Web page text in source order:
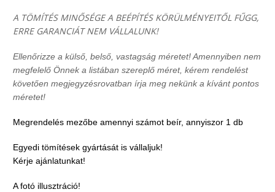
A TÖMÍTÉS MINŐSÉGE A BEÉPÍTÉS KÖRÜLMÉNYEITŐL FŰGG,
ERRE GARANCIÁT NEM VÁLLALUNK!
Ellenőrizze a külső, belső, vastagság méretet! Amennyiben nem
megfelelő Önnek a listában szereplő méret, kérem rendelést
követően megjegyzésrovatban írja meg nekünk a kívánt pontos
méretet!
Megrendelés mezőbe amennyi számot beír, annyiszor 1 db
Egyedi tömítések gyártását is vállaljuk!
Kérje ajánlatunkat!
A fotó illusztráció!